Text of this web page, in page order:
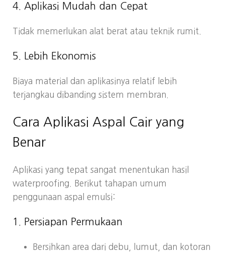
4. Aplikasi Mudah dan Cepat
Tidak memerlukan alat berat atau teknik rumit.
5. Lebih Ekonomis
Biaya material dan aplikasinya relatif lebih
terjangkau dibanding sistem membran.
Cara Aplikasi Aspal Cair yang
Benar
Aplikasi yang tepat sangat menentukan hasil
waterproofing. Berikut tahapan umum
penggunaan aspal emulsi:
1. Persiapan Permukaan
Bersihkan area dari debu, lumut, dan kotoran